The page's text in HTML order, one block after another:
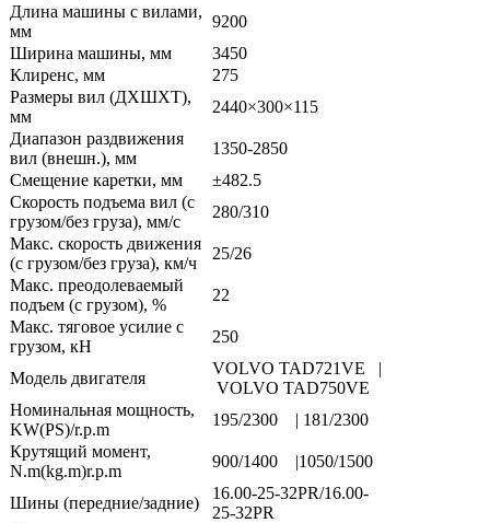
Длина машины с вилами,
мм
9200
Ширина машины, мм
3450
Клиренс, мм
275
Размеры вил (ДXШXТ),
мм
2440×300×115
Диапазон раздвижения
вил (внешн.), мм
1350-2850
Смещение каретки, мм
±482.5
Скорость подъема вил (с
грузом/без груза), мм/с
280/310
Макс. скорость движения
(с грузом/без груза), км/ч
25/26
Макс. преодолеваемый
подъем (с грузом), %
22
Макс. тяговое усилие с
грузом, кН
250
Модель двигателя
VOLVO TAD721VE |
VOLVO TAD750VE
Номинальная мощность,
KW(PS)/r.p.m
195/2300 | 181/2300
Крутящий момент,
N.m(kg.m)r.p.m
900/1400 |1050/1500
Шины (передние/задние)
16.00-25-32PR/16.00-
25-32PR